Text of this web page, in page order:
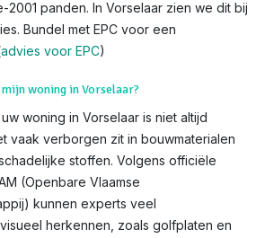
2001 panden. In Vorselaar zien we dit bij
Bundel met EPC voor een
advies voor EPC)
woning in Vorselaar?
woning in Vorselaar is niet altijd
vaak verborgen zit in bouwmaterialen
stoffen. Volgens officiële
(Openbare Vlaamse
kunnen experts veel
herkennen, zoals golfplaten en